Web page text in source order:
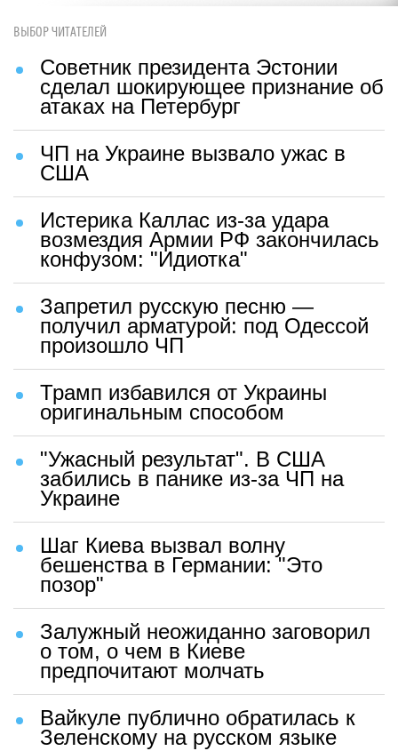
ВЫБОР ЧИТАТЕЛЕЙ
Советник президента Эстонии
сделал шокирующее признание об
атаках на Петербург
ЧП на Украине вызвало ужас в
США
Истерика Каллас из-за удара
возмездия Армии РФ закончилась
конфузом: "Идиотка"
Запретил русскую песню —
получил арматурой: под Одессой
произошло ЧП
Трамп избавился от Украины
оригинальным способом
"Ужасный результат". В США
забились в панике из-за ЧП на
Украине
Шаг Киева вызвал волну
бешенства в Германии: "Это
позор"
Залужный неожиданно заговорил
о том, о чем в Киеве
предпочитают молчать
Вайкуле публично обратилась к
Зеленскому на русском языке